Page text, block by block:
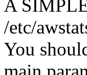
A
/etc/
You
main